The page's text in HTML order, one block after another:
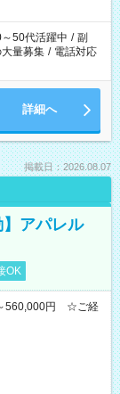
50代活躍中 / 副
量募集 / 電話対応
詳細へ
掲載日：2026.08.07
アパレル
OK
560,000円 ☆ご経